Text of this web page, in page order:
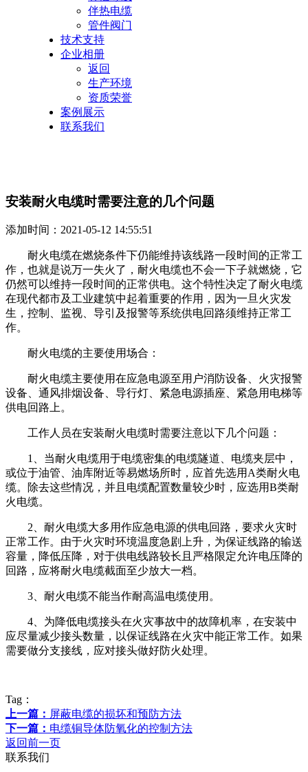
伴热电缆
管件阀门
技术支持
企业相册
返回
生产环境
资质荣誉
案例展示
联系我们
安装耐火电缆时需要注意的几个问题
添加时间：2021-05-12 14:55:51
耐火电缆在燃烧条件下仍能维持该线路一段时间的正常工
作，也就是说万一失火了，耐火电缆也不会一下子就燃烧，它
仍然可以维持一段时间的正常供电。这个特性决定了耐火电缆
在现代都市及工业建筑中起着重要的作用，因为一旦火灾发
生，控制、监视、导引及报警等系统供电回路须维持正常工
作。
耐火电缆的主要使用场合：
耐火电缆主要使用在应急电源至用户消防设备、火灾报警
设备、通风排烟设备、导行灯、紧急电源插座、紧急用电梯等
供电回路上。
工作人员在安装耐火电缆时需要注意以下几个问题：
1、当耐火电缆用于电缆密集的电缆隧道、电缆夹层中，
或位于油管、油库附近等易燃场所时，应首先选用A类耐火电
缆。除去这些情况，并且电缆配置数量较少时，应选用B类耐
火电缆。
2、耐火电缆大多用作应急电源的供电回路，要求火灾时
正常工作。由于火灾时环境温度急剧上升，为保证线路的输送
容量，降低压降，对于供电线路较长且严格限定允许电压降的
回路，应将耐火电缆截面至少放大一档。
3、耐火电缆不能当作耐高温电缆使用。
4、为降低电缆接头在火灾事故中的故障机率，在安装中
应尽量减少接头数量，以保证线路在火灾中能正常工作。如果
需要做分支接线，应对接头做好防火处理。
Tag：
上一篇： 屏蔽电缆的损坏和预防方法
下一篇： 电缆铜导体防氧化的控制方法
返回前一页
联系我们